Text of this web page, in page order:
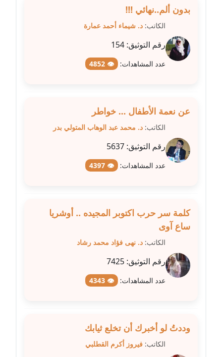
عاملة
عاملة
مدونة سهير عسكر
مدونة سوزان بهنسي
مدونة سوميه الالفي
مدونة شرف الدين محمد
عاملة
مدونة شريف ابراهيم
عاملة
مدونة شيماء حسني
عاملة
بدون ألم..نهائي !!!
الكاتب: د. شيماء أحمد عمارة
رقم التوثيق: 154
عدد المشاهدات: 👁 4852
عن نعمة الأطفال ... خواطر
الكاتب: د. محمد عبد الوهاب المتولي بدر
رقم التوثيق: 5637
عدد المشاهدات: 👁 4397
كلمة سر حرب اكتوبر المجيده .. أوشريا
ساع آوى
الكاتب: د. نهى فؤاد محمد رشاد
رقم التوثيق: 7425
عدد المشاهدات: 👁 4343
وددتُ لو أخبرك أن تخلع ثيابك
الكاتب: فيروز أكرم القطلبي